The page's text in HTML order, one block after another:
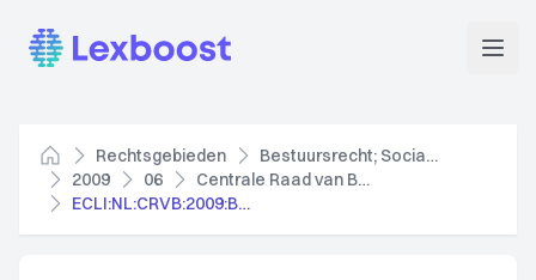
Lexboost
Home
Rechtsgebieden
Bestuursrecht; Socialezekerheidsrecht
2009
06
Centrale Raad van Beroep
ECLI:NL:CRVB:2009:BI9120